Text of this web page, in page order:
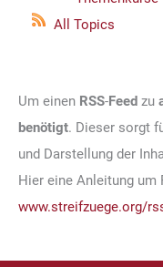
All Topics
Um einen RSS-Feed zu
benötigt. Dieser sorgt
und Darstellung der
Hier eine Anleitung um
www.streifzuege.org/